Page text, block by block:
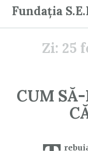
Fundația
Zi: 25
CUM